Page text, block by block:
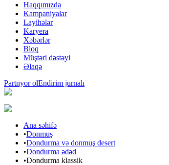
Haqqımızda
Kampaniyalar
Layihələr
Karyera
Xəbərlər
Bloq
Müştəri dəstəyi
Əlaqə
Partnyor olEndirim jurnalı
Ana səhifə
•Donmuş
•Dondurma və donmuş desert
•Dondurma ədəd
•Dondurma klassik